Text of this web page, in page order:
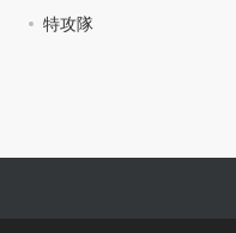
特攻隊